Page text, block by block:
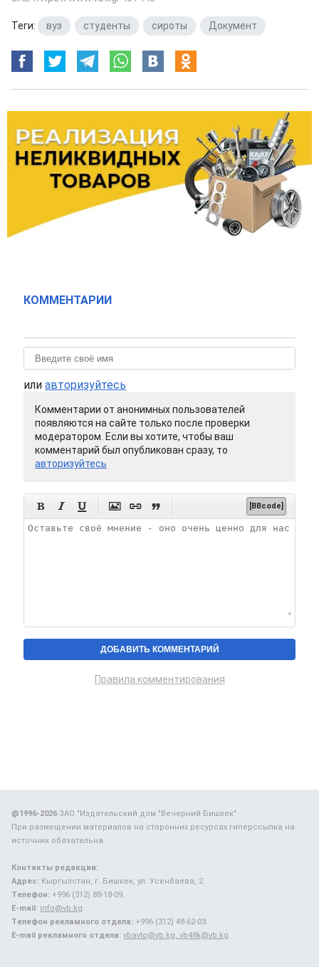
Теги: вуз студенты сироты Документ
КОММЕНТАРИИ
или авторизуйтесь
Комментарии от анонимных пользователей
появляются на сайте только после проверки
модератором. Если вы хотите, чтобы ваш
комментарий был опубликован сразу, то
авторизуйтесь
      [BBcode]
Правила комментирования
@1996-2026ЗАО "Издательский дом "Вечерний Бишкек"
При размещении материалов на сторонних ресурсах гиперссылка на
источник обязательна.
Контакты редакции:
Адрес: Кыргызстан, г. Бишкек, ул. Усенбаева, 2.
Телефон: +996 (312) 88-18-09.
E-mail: info@vb.kg
Телефон рекламного отдела: +996 (312) 48-62-03.
E-mail рекламного отдела: vbavto@vb.kg, vb48k@vb.kg